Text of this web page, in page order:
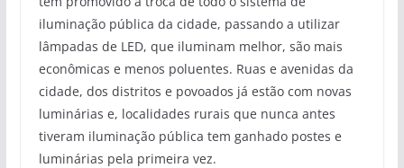
iluminação pública da cidade, passando a utilizar
lâmpadas de LED, que iluminam melhor, são mais
econômicas e menos poluentes. Ruas e avenidas da
cidade, dos distritos e povoados já estão com novas
luminárias e, localidades rurais que nunca antes
tiveram iluminação pública tem ganhado postes e
luminárias pela primeira vez.